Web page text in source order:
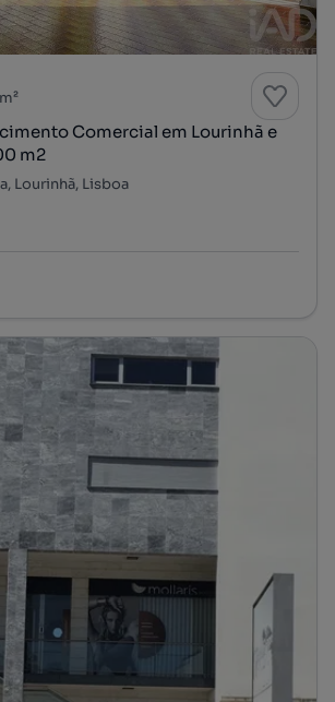
Comercial em Lourinhã e
m2
Lourinhã, Lisboa
quadrado